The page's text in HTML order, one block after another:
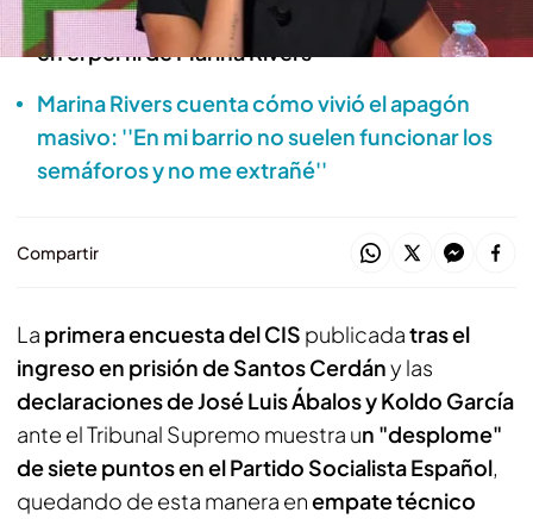
encuesta del CIS es fidedigna, realizando una
en el perfil de Marina Rivers
Marina Rivers cuenta cómo vivió el apagón
masivo: ''En mi barrio no suelen funcionar los
semáforos y no me extrañé''
Compartir
La primera encuesta del CIS publicadatras el
ingreso en prisión de Santos Cerdány las
declaraciones de José Luis Ábalos y Koldo García
ante el Tribunal Supremo muestra un "desplome"
de siete puntos en el Partido Socialista Español,
quedando de esta manera enempate técnico